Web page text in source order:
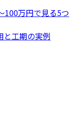
100万円で見る5つ
と工期の実例